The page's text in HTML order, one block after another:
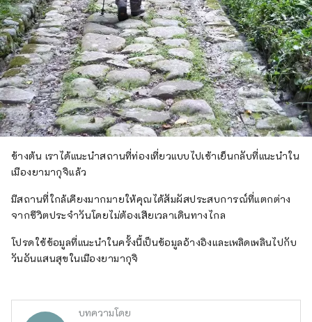
ข้างต้น เราได้แนะนำสถานที่ท่องเที่ยวแบบไปเช้าเย็นกลับที่แนะนำใน
เมืองยามากุจิแล้ว
มีสถานที่ใกล้เคียงมากมายให้คุณได้สัมผัสประสบการณ์ที่แตกต่าง
จากชีวิตประจำวันโดยไม่ต้องเสียเวลาเดินทางไกล
โปรดใช้ข้อมูลที่แนะนำในครั้งนี้เป็นข้อมูลอ้างอิงและเพลิดเพลินไปกับ
วันอันแสนสุขในเมืองยามากุจิ
บทความโดย